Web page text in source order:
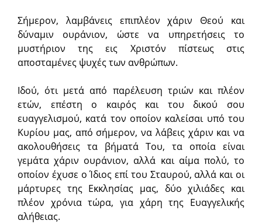
Σήμερον, λαμβάνεις επιπλέον χάριν Θεού και
δύναμιν ουράνιον, ώστε να υπηρετήσεις το
μυστήριον της εις Χριστόν πίστεως στις
αποσταμένες ψυχές των ανθρώπων.
Ιδού, ότι μετά από παρέλευση τριών και πλέον
ετών, επέστη ο καιρός και του δικού σου
ευαγγελισμού, κατά τον οποίον καλείσαι υπό του
Κυρίου μας, από σήμερον, να λάβεις χάριν και να
ακολουθήσεις τα βήματά Του, τα οποία είναι
γεμάτα χάριν ουράνιον, αλλά και αίμα πολύ, το
οποίον έχυσε ο Ίδιος επί του Σταυρού, αλλά και οι
μάρτυρες της Εκκλησίας μας, δύο χιλιάδες και
πλέον χρόνια τώρα, για χάρη της Ευαγγελικής
αλήθειας.